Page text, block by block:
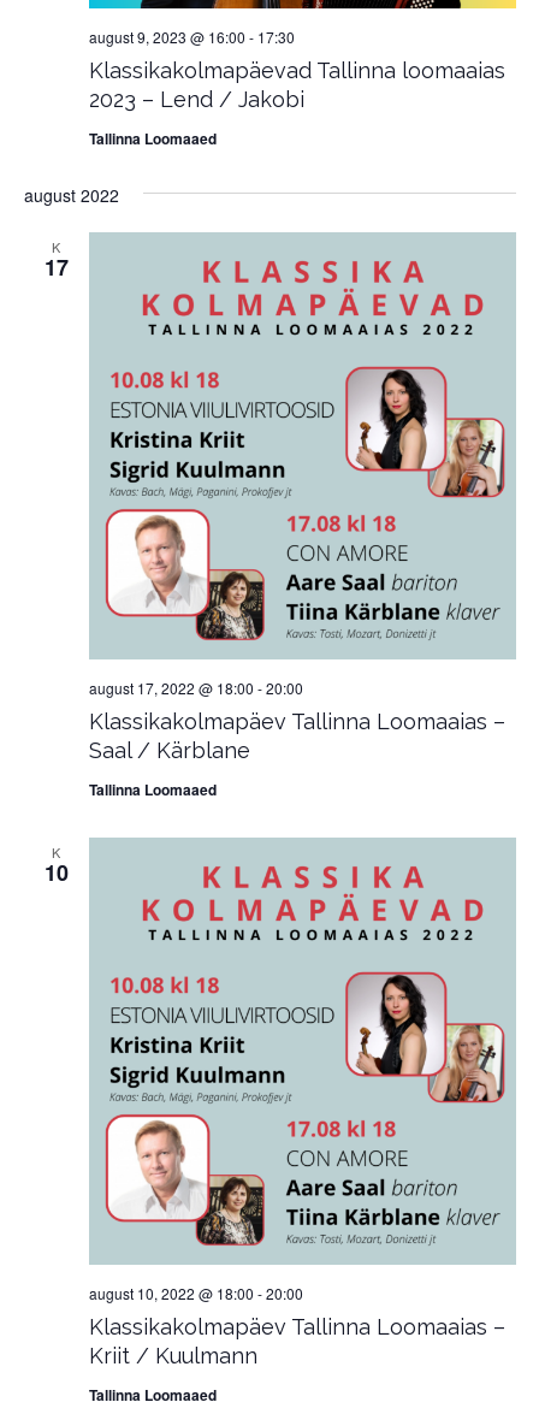
Klassikakolmapäevad Tallinna loomaaias
2023 – Lend / Jakobi
august 9, 2023 @ 16:00 - 17:30
Tallinna Loomaaed
august 2022
K
17
Klassikakolmapäev Tallinna Loomaaias –
Saal / Kärblane
august 17, 2022 @ 18:00 -20:00
Tallinna Loomaaed
K
10
Klassikakolmapäev Tallinna Loomaaias –
Kriit / Kuulmann
august 10, 2022 @ 18:00 -20:00
Tallinna Loomaaed